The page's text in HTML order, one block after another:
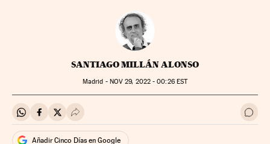
SANTIAGO MILLÁN ALONSO
Madrid - NOV 29, 2022 - 00:26EST
Compartir en Whatsapp
Compartir en Facebook
Compartir en Twitter
Desplegar Redes Sociales Ir a
Añadir Cinco Días en Google